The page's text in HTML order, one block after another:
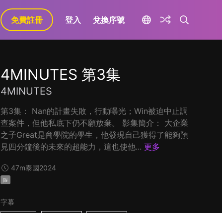
免費註冊 登入 兌換序號
4MINUTES 第3集
4MINUTES
第3集： Nan的計畫失敗，行動曝光；Win被迫中止調
查案件，但他私底下仍不願放棄。 影集簡介： 大企業
之子Great是商學院的學生，他發現自己獲得了能夠預
見四分鐘後的未來的超能力，這也使他... 更多
47m泰國2024
限
字幕